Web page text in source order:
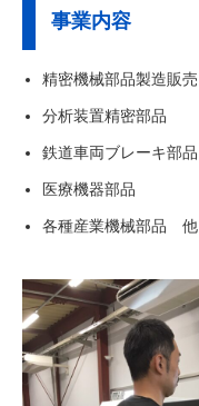
事業内容
精密機械部品製造販売
分析装置精密部品
鉄道車両ブレーキ部品
医療機器部品
各種産業機械部品 他